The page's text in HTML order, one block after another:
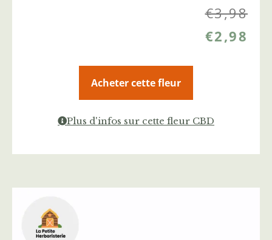
€3,98
€2,98
Acheter cette fleur
Plus d'infos sur cette fleur CBD